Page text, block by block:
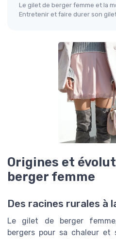
Le gilet de berger femme et la
Entretenir et faire durer son
Origines et
berger femme
Des racines rurales à
Le gilet de berger
bergers pour sa chaleur et